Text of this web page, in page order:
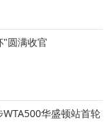
"圆满收官
华盛顿站首轮